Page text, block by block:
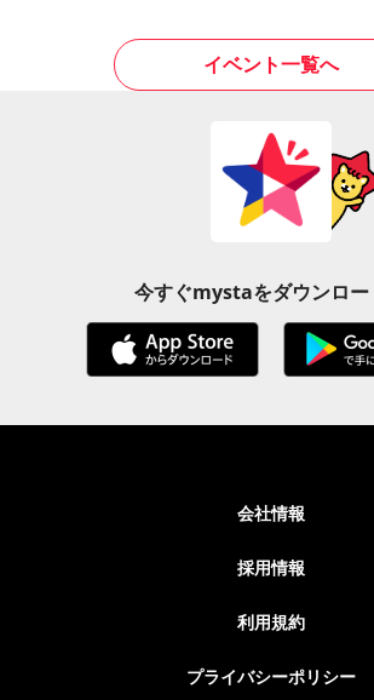
イベント一覧へ
今すぐmystaをダウンロー
会社情報
採用情報
利用規約
プライバシーポリシー